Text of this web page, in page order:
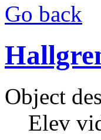
Go back
Object
Elev